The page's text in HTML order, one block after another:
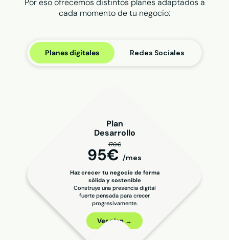
Por eso ofrecemos distintos planes adaptados a
cada momento de tu negocio:
Planes digitales Redes Sociales
Plan
Desarrollo
170€
95€ /mes
Haz crecer tu negocio de forma
sólida y sostenible
Construye una presencia digital
fuerte pensada para crecer
progresivamente.
Ver plan →